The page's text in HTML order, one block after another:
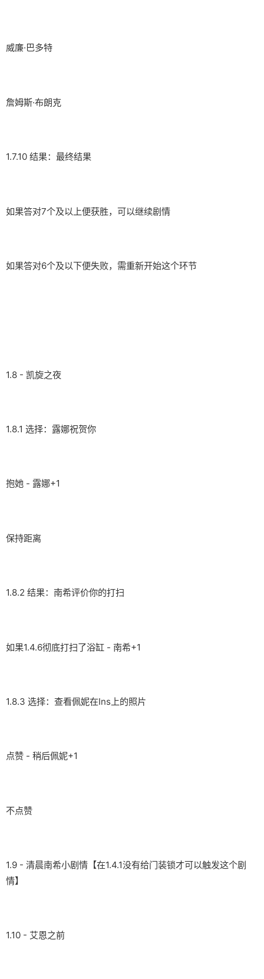
威廉·巴多特
詹姆斯·布朗克
1.7.10 结果：最终结果
如果答对7个及以上便获胜，可以继续剧情
如果答对6个及以下便失败，需重新开始这个环节
1.8 - 凯旋之夜
1.8.1 选择：露娜祝贺你
抱她 - 露娜+1
保持距离
1.8.2 结果：南希评价你的打扫
如果1.4.6彻底打扫了浴缸 - 南希+1
1.8.3 选择：查看佩妮在Ins上的照片
点赞 - 稍后佩妮+1
不点赞
1.9 - 清晨南希小剧情【在1.4.1没有给门装锁才可以触发这个剧
情】
1.10 - 艾恩之前